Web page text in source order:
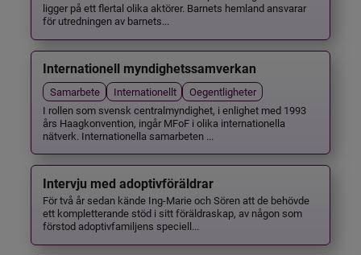
ligger på ett flertal olika aktörer. Barnets hemland ansvarar
för utredningen av barnets...
Internationell myndighetssamverkan
Samarbete Internationellt
Oegentligheter
I rollen som svensk centralmyndighet, i enlighet med 1993
års Haagkonvention, ingår MFoF i olika internationella
nätverk. Internationella samarbeten ...
Intervju med adoptivföräldrar
För två år sedan kände Ing-Marie och Sören att de behövde
ett kompletterande stöd i sitt föräldraskap, av någon som
förstod adoptivfamiljens speciell...